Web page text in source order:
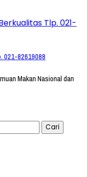
021-82619088
Makan Nasional dan